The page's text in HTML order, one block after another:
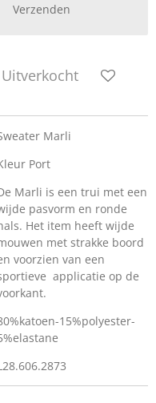
Verzenden
Uitverkocht
Marli
Port
Marli is een trui met een
pasvorm en ronde
Het item heeft wijde
met strakke boord
voorzien van een
applicatie op de
15%polyester-